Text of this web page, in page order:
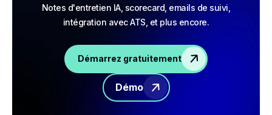
Notes d'entretien IA, scorecard, emails de suivi,
intégration avec ATS, et plus encore.
Démarrez gratuitement
Démo